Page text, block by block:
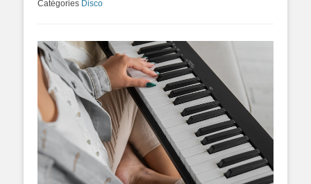
Catégories Disco